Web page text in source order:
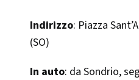
Indirizzo: Piazza
(SO)
In auto: da Sondrio,